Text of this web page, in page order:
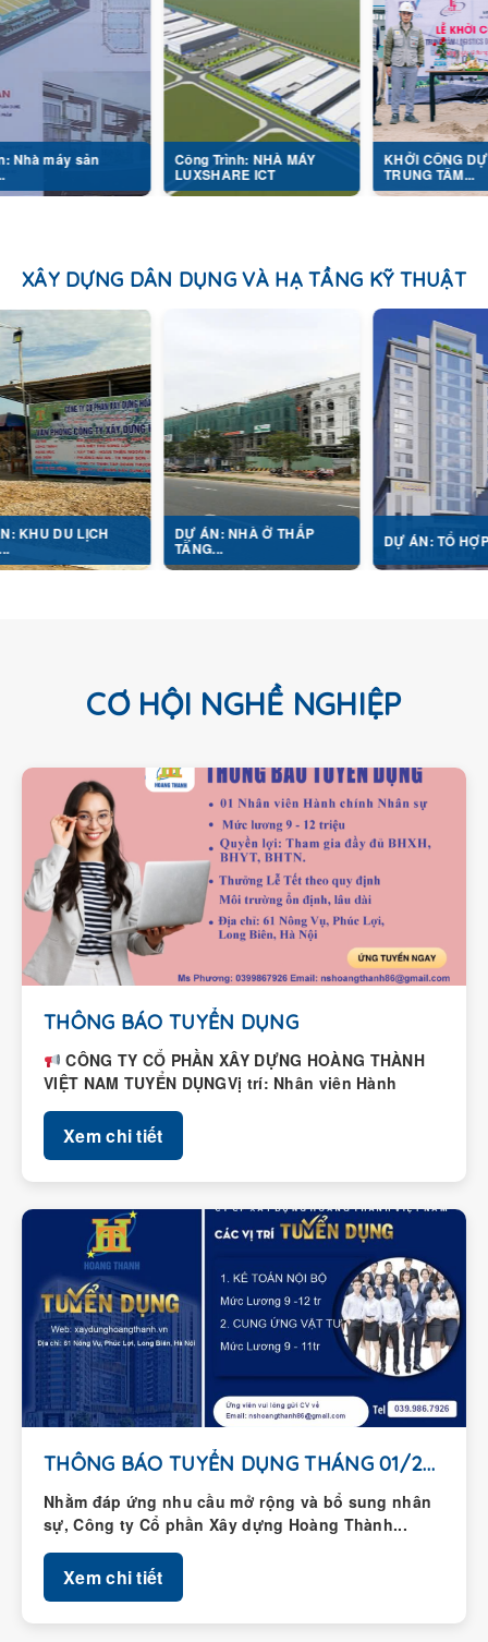
Công Trình: NHÀ MÁY
LUXSHARE ICT
KHỞI CÔNG DỰ ÁN
TRUNG TÂM...
DỰ ÁN: NHÀ Ở THẤP
TẦNG... DỰ ÁN: TỔ HỢP Y TẾ...
CƠ HỘI NGHỀ NGHIỆP
THÔNG BÁO TUYỂN DỤNG
CÔNG TY CỔ PHẦN XÂY DỰNG HOÀNG THÀNH
VIỆT NAM TUYỂN DỤNGVị trí: Nhân viên Hành
chính – Nhân...
Xem chi tiết
THÔNG BÁO TUYỂN DỤNG THÁNG 01/2026
Nhằm đáp ứng nhu cầu mở rộng và bổ sung nhân
sự, Công ty Cổ phần Xây dựng Hoàng Thành...
Xem chi tiết